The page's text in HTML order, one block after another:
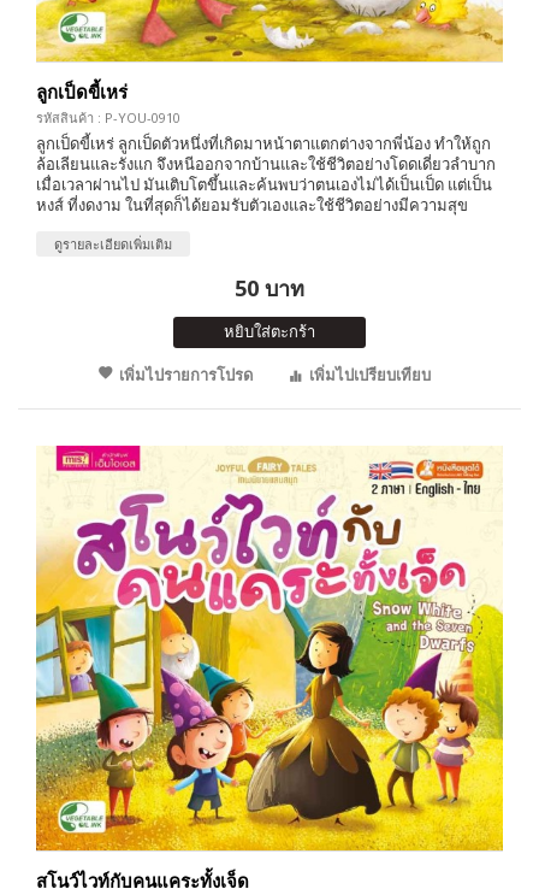
ลูกเป็ดขี้เหร่
รหัสสินค้า : P-YOU-0910
ลูกเป็ดขี้เหร่ ลูกเป็ดตัวหนึ่งที่เกิดมาหน้าตาแตกต่างจากพี่น้อง ทำให้ถูก
ล้อเลียนและรังแก จึงหนีออกจากบ้านและใช้ชีวิตอย่างโดดเดี่ยวลำบาก
เมื่อเวลาผ่านไป มันเติบโตขึ้นและค้นพบว่าตนเองไม่ได้เป็นเป็ด แต่เป็น
หงส์ ที่งดงาม ในที่สุดก็ได้ยอมรับตัวเองและใช้ชีวิตอย่างมีความสุข
ดูรายละเอียดเพิ่มเติม
50 บาท
หยิบใส่ตะกร้า
เพิ่มไปรายการโปรด
เพิ่มไปเปรียบเทียบ
สโนว์ไวท์กับคนแคระทั้งเจ็ด